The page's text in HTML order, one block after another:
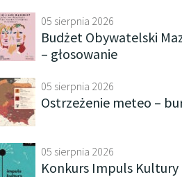
05 sierpnia 2026
Budżet Obywatelski
– głosowanie
05 sierpnia 2026
Ostrzeżenie meteo –
05 sierpnia 2026
Konkurs Impuls Kultury